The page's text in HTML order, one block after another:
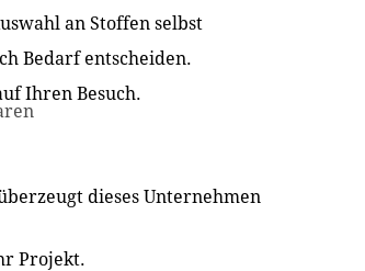
an Stoffen selbst
Bedarf entscheiden.
Ihren Besuch.
dieses Unternehmen
Projekt.